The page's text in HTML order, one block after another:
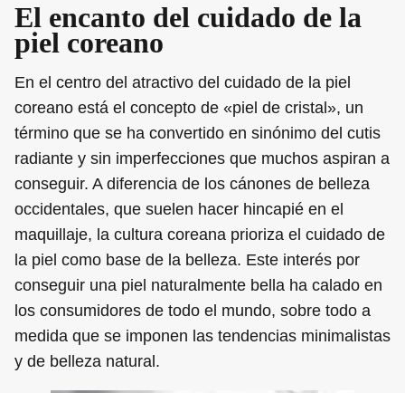
El encanto del cuidado de la
piel coreano
En el centro del atractivo del cuidado de la piel
coreano está el concepto de «piel de cristal», un
término que se ha convertido en sinónimo del cutis
radiante y sin imperfecciones que muchos aspiran a
conseguir. A diferencia de los cánones de belleza
occidentales, que suelen hacer hincapié en el
maquillaje, la cultura coreana prioriza el cuidado de
la piel como base de la belleza. Este interés por
conseguir una piel naturalmente bella ha calado en
los consumidores de todo el mundo, sobre todo a
medida que se imponen las tendencias minimalistas
y de belleza natural.